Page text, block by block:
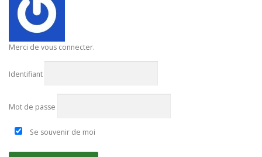
Merci de vous connecter.
Identifiant
Mot de passe
Se souvenir de moi